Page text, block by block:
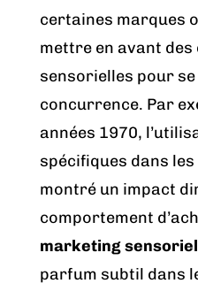
certaines marques
mettre en avant des
sensorielles pour
concurrence. Par
années 1970,
spécifiques dans
montré un impact
comportement
marketing sensoriel
parfum subtil dans